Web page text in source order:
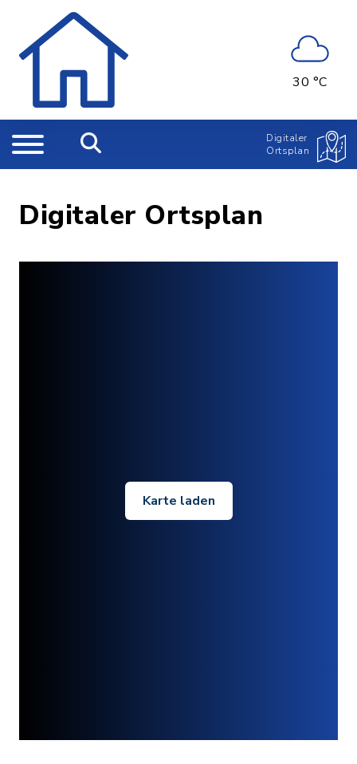
30 °C
Digitaler
Ortsplan
Digitaler Ortsplan
Karte laden